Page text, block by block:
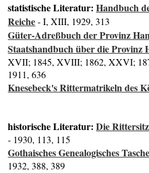
statistische Literatur:Handbuch
Reiche- I, XIII, 1929, 313
Güter-Adreßbuch der Provinz
Staatshandbuch über die Provinz
XVII; 1845, XVIII; 1862, XXVI;
1911, 636
Knesebeck's Rittermatrikeln des
historische Literatur:Die
- 1930, 113, 115
Gothaisches Genealogisches
1932, 388, 389